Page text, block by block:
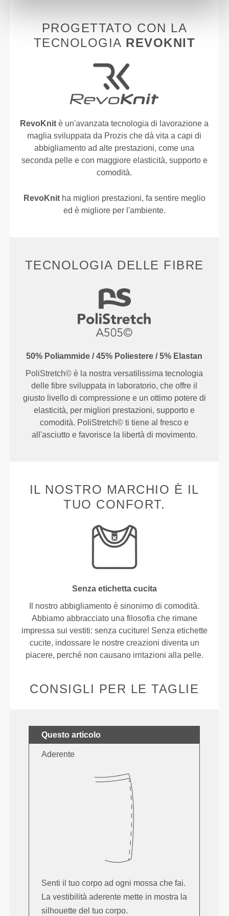
PROGETTATO CON LA
TECNOLOGIA REVOKNIT
RevoKnit è un'avanzata tecnologia di lavorazione a
maglia sviluppata da Prozis che dà vita a capi di
abbigliamento ad alte prestazioni, come una
seconda pelle e con maggiore elasticità, supporto e
comodità.
RevoKnitha migliori prestazioni, fa sentire meglio
ed è migliore per l'ambiente.
TECNOLOGIA DELLE FIBRE
50% Poliammide / 45% Poliestere / 5% Elastan
PoliStretch© è la nostra versatilissima tecnologia
delle fibre sviluppata in laboratorio, che offre il
giusto livello di compressione e un ottimo potere di
elasticità, per migliori prestazioni, supporto e
comodità. PoliStretch© ti tiene al fresco e
all'asciutto e favorisce la libertà di movimento.
IL NOSTRO MARCHIO È IL
TUO CONFORT.
Senza etichetta cucita
Il nostro abbigliamento è sinonimo di comodità.
Abbiamo abbracciato una filosofia che rimane
impressa sui vestiti: senza cuciture! Senza etichette
cucite, indossare le nostre creazioni diventa un
piacere, perché non causano irritazioni alla pelle.
CONSIGLI PER LE TAGLIE
Questo articolo
Aderente
Senti il tuo corpo ad ogni mossa che fai.
La vestibilità aderente mette in mostra la
silhouette del tuo corpo.